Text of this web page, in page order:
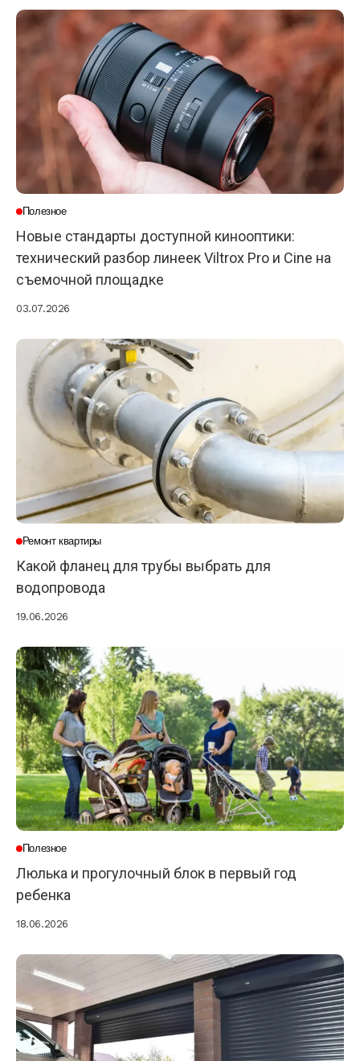
Полезное
Новые стандарты доступной кинооптики:
технический разбор линеек Viltrox Pro и Cine на
съемочной площадке
03.07.2026
Ремонт квартиры
Какой фланец для трубы выбрать для
водопровода
19.06.2026
Полезное
Люлька и прогулочный блок в первый год
ребенка
18.06.2026